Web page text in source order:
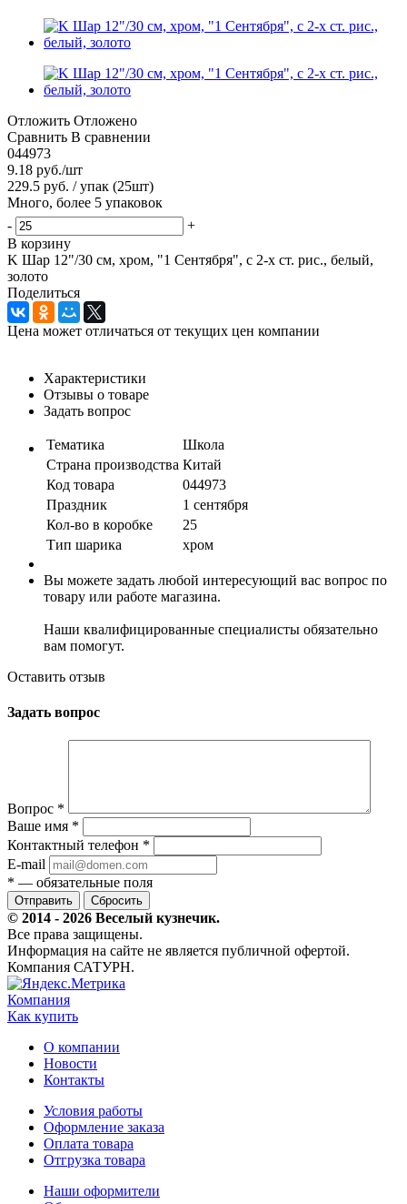
Отложить Отложено
Сравнить В сравнении
044973
9.18 руб./шт
229.5 руб. / упак (25шт)
Много, более 5 упаковок
-
+
В корзину
K Шар 12"/30 см, хром, "1 Сентября", с 2-х ст. рис., белый,
золото
Поделиться
Цена может отличаться от текущих цен компании
Характеристики
Отзывы о товаре
Задать вопрос
Тематика
Школа
Страна производства Китай
Код товара
044973
Праздник
1 сентября
Кол-во в коробке
25
Тип шарика
хром
Вы можете задать любой интересующий вас вопрос по
товару или работе магазина.
Наши квалифицированные специалисты обязательно
вам помогут.
Оставить отзыв
Задать вопрос
Вопрос *
Ваше имя *
Контактный телефон *
E-mail
* — обязательные поля
Сбросить
© 2014 - 2026 Веселый кузнечик.
Все права защищены.
Информация на сайте не является публичной офертой.
Компания САТУРН.
Компания
Как купить
О компании
Новости
Контакты
Условия работы
Оформление заказа
Оплата товара
Отгрузка товара
Наши оформители